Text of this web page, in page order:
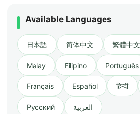
Available Languages
日本語 简体中文 繁體中文
Malay Filipino Português
Français Español हिन्दी
Русский العربية